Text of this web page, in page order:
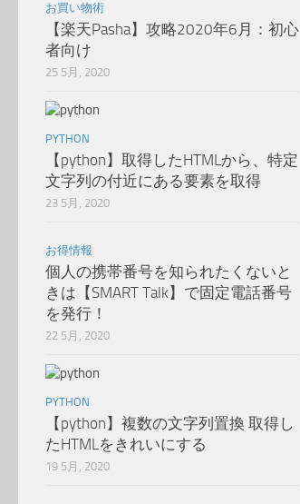
お買い物術
【楽天Pasha】攻略2020年6月：初心
者向け
25 5月, 2020
PYTHON
【python】取得したHTMLから、特定
文字列の付近にある要素を取得
23 5月, 2020
お得情報
個人の携帯番号を知られたくないと
きは【SMART Talk】で固定電話番号
を発行！
22 5月, 2020
PYTHON
【python】複数の文字列置換 取得し
たHTMLをきれいにする
19 5月, 2020